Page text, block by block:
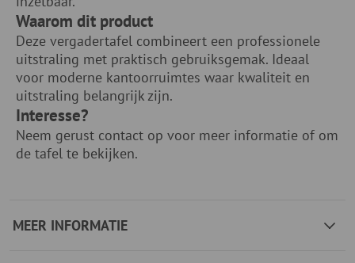
Waarom dit product
Deze vergadertafel combineert een professionele
uitstraling met praktisch gebruiksgemak. Ideaal
voor moderne kantoorruimtes waar kwaliteit en
uitstraling belangrijk zijn.
Interesse?
Neem gerust contact op voor meer informatie of om
de tafel te bekijken.
MEER INFORMATIE